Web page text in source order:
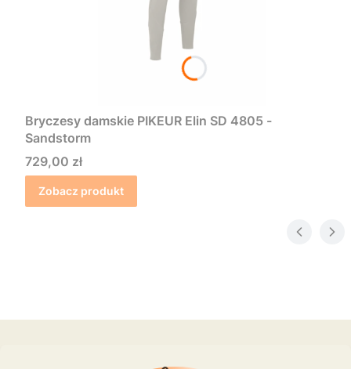
Bryczesy damskie PIKEUR Elin SD 4805 -
Sandstorm
Cena
729,00 zł
Zobacz produkt